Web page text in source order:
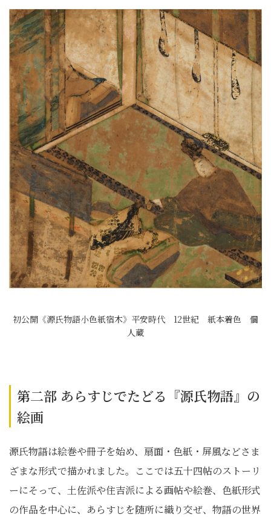
初公開《源氏物語小色紙宿木》平安時代 12世紀 紙本着色 個
人蔵
第二部 あらすじでたどる『源氏物語』の
絵画
源氏物語は絵巻や冊子を始め、扇面・色紙・屏風などさま
ざまな形式で描かれました。ここでは五十四帖のストーリ
ーにそって、土佐派や住吉派による画帖や絵巻、色紙形式
の作品を中心に、あらすじを随所に織り交ぜ、物語の世界